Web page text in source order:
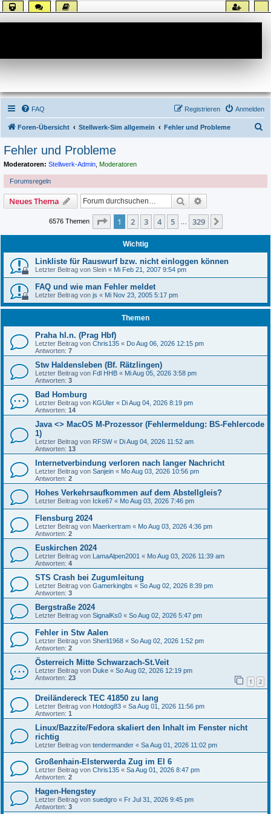
FAQ Anmelden
Registrieren
Foren-Übersicht Stellwerk-Sim allgemein Fehler und Probleme
Fehler und Probleme
Moderatoren: Stellwerk-Admin Moderatoren
Forumsregeln
Neues Thema Suche
6576 Themen Seite 1von 329
1 2 3 4 5 329
Wichtig
Linkliste für Rauswurf bzw. nicht einloggen können
Letzter Beitrag von Slein « Mi Feb 21, 2007 9:54 pm
FAQ und wie man Fehler meldet
Letzter Beitrag von js « Mi Nov 23, 2005 5:17 pm
Themen
Praha hl.n. (Prag Hbf)
Letzter Beitrag von Chris135 « Do Aug 06, 2026 12:15 pm
Antworten: 7
Stw Haldensleben (Bf. Rätzlingen)
Letzter Beitrag von Fdl HHB « Mi Aug 05, 2026 3:58 pm
Antworten: 3
Bad Homburg
Letzter Beitrag von KGUler « Di Aug 04, 2026 8:19 pm
Antworten: 14
Java <> MacOS M-Prozessor (Fehlermeldung: BS-Fehlercode
1)
Letzter Beitrag von RFSW« Di Aug 04, 2026 11:52 am
Antworten: 13
Internetverbindung verloren nach langer Nachricht
Letzter Beitrag von Sanjein « Mo Aug 03, 2026 10:56 pm
Antworten: 2
Hohes Verkehrsaufkommen auf dem Abstellgleis?
Letzter Beitrag von Icke67 « Mo Aug 03, 2026 7:46 pm
Flensburg 2024
Letzter Beitrag von Maerkertram « Mo Aug 03, 2026 4:36 pm
Antworten: 2
Euskirchen 2024
Letzter Beitrag von LamaAlpen2001 « Mo Aug 03, 2026 11:39 am
Antworten: 4
STS Crash bei Zugumleitung
Letzter Beitrag von Gamerkingbs « So Aug 02, 2026 8:39 pm
Antworten: 3
Bergstraße 2024
Letzter Beitrag von SignalKs0 « So Aug 02, 2026 5:47 pm
Fehler in Stw Aalen
Letzter Beitrag von Sherli1968 « So Aug 02, 2026 1:52 pm
Antworten: 2
Österreich Mitte Schwarzach-St.Veit
Letzter Beitrag von Duke « So Aug 02, 2026 12:19 pm
Antworten: 23 1 2
Dreiländereck TEC 41850 zu lang
Letzter Beitrag von Hotdog83 « Sa Aug 01, 2026 11:56 pm
Antworten: 1
Linux/Bazzite/Fedora skaliert den Inhalt im Fenster nicht
richtig
Letzter Beitrag von tendermander « Sa Aug 01, 2026 11:02 pm
Großenhain-Elsterwerda Zug im El 6
Letzter Beitrag von Chris135 « Sa Aug 01, 2026 8:47 pm
Antworten: 2
Hagen-Hengstey
Letzter Beitrag von suedgro « Fr Jul 31, 2026 9:45 pm
Antworten: 3